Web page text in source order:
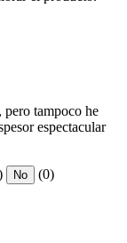
pero tampoco he
espectacular
No (0)